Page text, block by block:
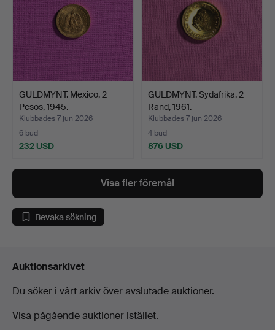
GULDMYNT. Mexico, 2
Pesos, 1945.
Klubbades 7 jun 2026
6 bud
232 USD
GULDMYNT. Sydafrika, 2
Rand, 1961.
Klubbades 7 jun 2026
4 bud
876 USD
Visa fler föremål
Bevaka sökning
Auktionsarkivet
Du söker i vårt arkiv över avslutade auktioner.
Visa pågående auktioner istället.